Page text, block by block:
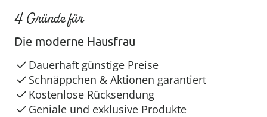
4 Gründe für
Die moderne Hausfrau
Dauerhaft günstige Preise
Schnäppchen & Aktionen garantiert
Kostenlose Rücksendung
Geniale und exklusive Produkte